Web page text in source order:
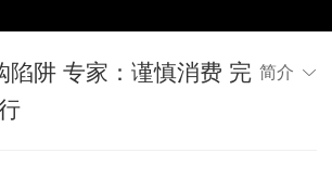
陷阱 专家：谨慎消费 完 简介